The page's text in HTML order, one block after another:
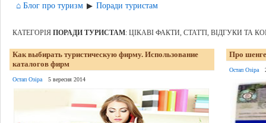
⌂ Блог про туризм ▶ Поради туристам
КАТЕГОРІЯ ПОРАДИ ТУРИСТАМ: ЦІКАВІ ФАКТИ, СТАТТІ, ВІДГУКИ ТА
Как выбирать туристическую фирму. Использование
каталогов фирм
Остап Озіра 5 вересня 2014
Про
Остап Озіра